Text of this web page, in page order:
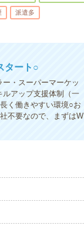
派遣多
タート○
・スーパーマーケッ
ルアップ支援体制（一
く働きやすい環境○お
不要なので、まずはW